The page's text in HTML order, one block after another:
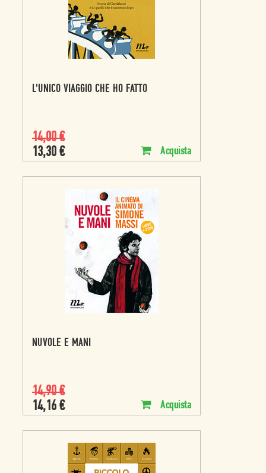
L'UNICO VIAGGIO CHE HO FATTO
14,00€
13,30 € Acquista
NUVOLE E MANI
14,90€
14,16 € Acquista